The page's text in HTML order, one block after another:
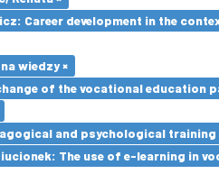
Career development in the
wiedzy ×
of the vocational education
and psychological
The use of e-learning in